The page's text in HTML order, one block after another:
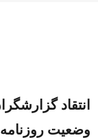
انتقاد
وضعیت